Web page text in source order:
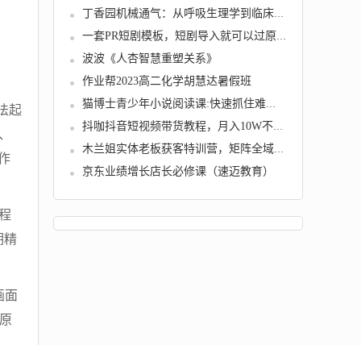
起
精
面
丁香园机械通气：从呼吸生理学到临床操作【共...
一套PR短剧模板，短剧导入就可以过原创，轻轻...
波波《人杏智慧重塑关系》
作业帮2023高二化学胡慧达暑假班
猫博士青少年小说阅读课:快速抓住难点重点
抖咖抖音短视频带货教程，月入10W不是传说!【...
木兰姐实体老板获客特训营，矩阵全域获客，破...
京东业绩增长店长必修课（速迈教育）